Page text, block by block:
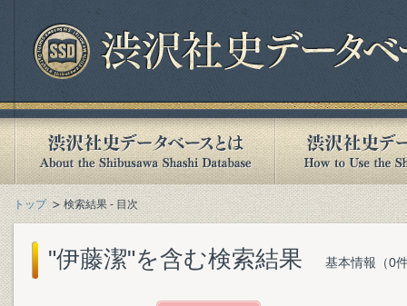
トップ 検索結果 - 目次
"伊藤潔"を含む検索結果 基本情報（0